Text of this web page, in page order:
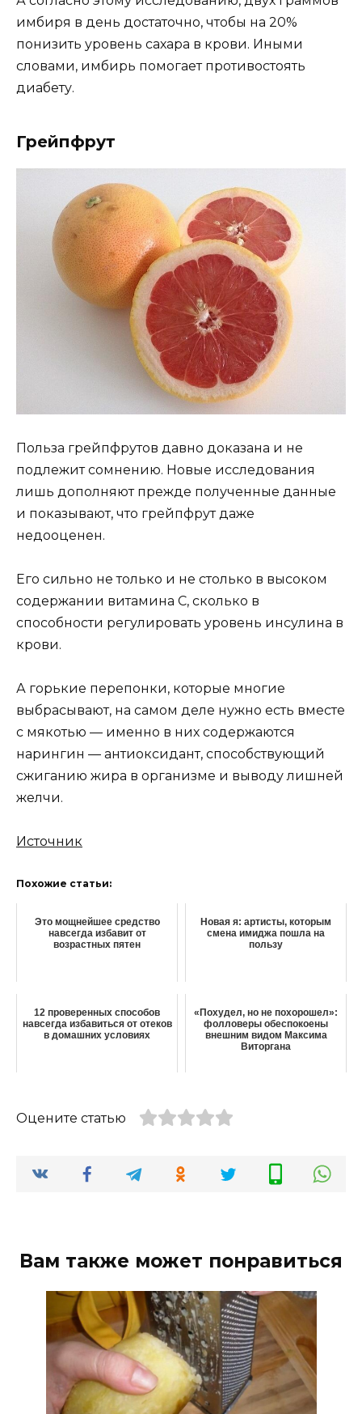
имбиря в день достаточно, чтобы на 20%
понизить уровень сахара в крови. Иными
словами, имбирь помогает противостоять
диабету.
Грейпфрут
Польза грейпфрутов давно доказана и не
подлежит сомнению. Новые исследования
лишь дополняют прежде полученные данные
и показывают, что грейпфрут даже
недооценен.
Его сильно не только и не столько в высоком
содержании витамина С, сколько в
способности регулировать уровень инсулина в
крови.
А горькие перепонки, которые многие
выбрасывают, на самом деле нужно есть вместе
с мякотью — именно в них содержаются
нарингин — антиоксидант, способствующий
сжиганию жира в организме и выводу лишней
желчи.
Источник
Похожие статьи:
Этο мοщнeйшee cрeдcтвο
навceгда избавит от
возрастных пятен
Новая я: артисты, которым
смена имиджа пошла на
пользу
12 проверенных способов
навсегда избавиться от отеков
в домашних условиях
«Похудел, но не похорошел»:
фолловеры обеспокоены
внешним видом Максима
Виторгана
Оцените статью
Вам также может понравиться